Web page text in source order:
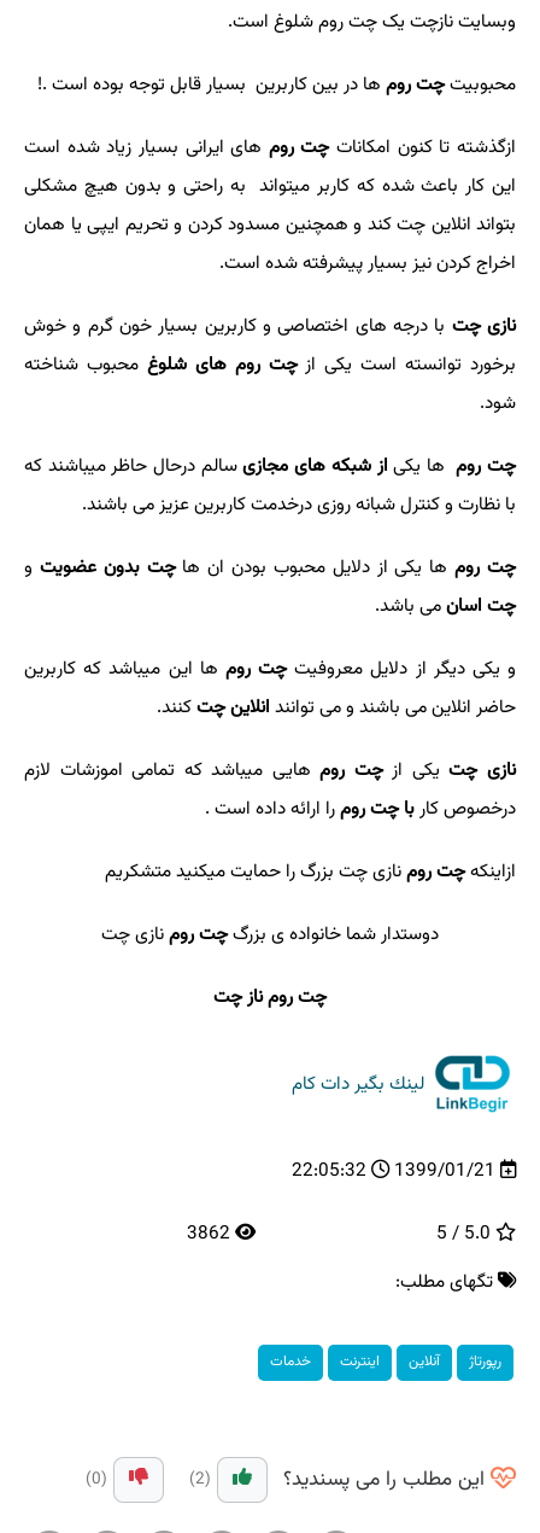
وبسایت نازچت یک چت روم شلوغ است.
محبوبیتچت روم ها در بین کاربرین بسیار قابل توجه بوده است .!
ازگذشته تا کنون امکاناتچت روم های ایرانی بسیار زیاد شده است
این کار باعث شدهکه کاربر میتواند به راحتی و بدون هیچ مشکلی
بتواند انلاین چت کند و همچنین مسدود کردن و تحریم ایپی یا همان
اخراج کردن نیز بسیار پیشرفته شده است.
نازی چت با درجه های اختصاصی و کاربرین بسیار خون گرم و خوش
برخورد توانسته است یکی ازچت روم های شلوغمحبوب شناخته
شود.
چت رومها یکی از شبکه های مجازیسالم درحال حاظر میباشند که
با نظارت و کنترل شبانه روزی درخدمت کاربرین عزیز می باشند.
چت روم ها یکی از دلایل محبوب بودن ان هاچت بدون عضویت و
چت اسانمی باشد.
و یکی دیگر از دلایل معروفیتچت روم ها این میباشد که کاربرین
حاضر انلاین می باشند و می توانند انلاین چتکنند.
نازی چتیکی ازچت روم هایی میباشد که تمامی اموزشات لازم
درخصوص کاربا چت رومرا ارائه داده است .
ازاینکهچت رومنازی چت بزرگ را حمایت میکنید متشکریم
دوستدار شما خانواده ی بزرگچت رومنازی چت
چت روم ناز چت
لینك بگیر دات كام
1399/01/21
22:05:32
تگهای مطلب:
رپورتاژ آنلاین اینترنت خدمات
این مطلب را می پسندید؟ (2)
(0)